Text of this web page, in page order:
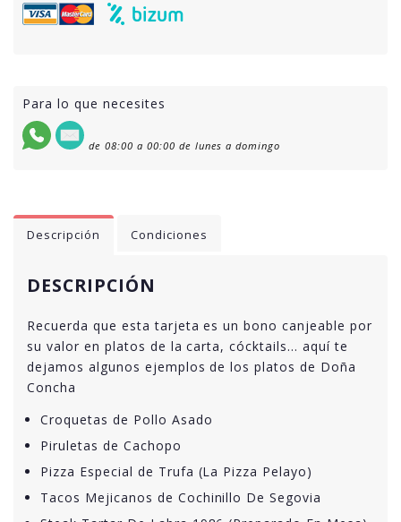
Para lo que necesites
de 08:00 a 00:00 de lunes a domingo
Descripción Condiciones
DESCRIPCIÓN
Recuerda que esta tarjeta es un bono canjeable por
su valor en platos de la carta, cócktails… aquí te
dejamos algunos ejemplos de los platos de Doña
Concha
Croquetas de Pollo Asado
Piruletas de Cachopo
Pizza Especial de Trufa (La Pizza Pelayo)
Tacos Mejicanos de Cochinillo De Segovia